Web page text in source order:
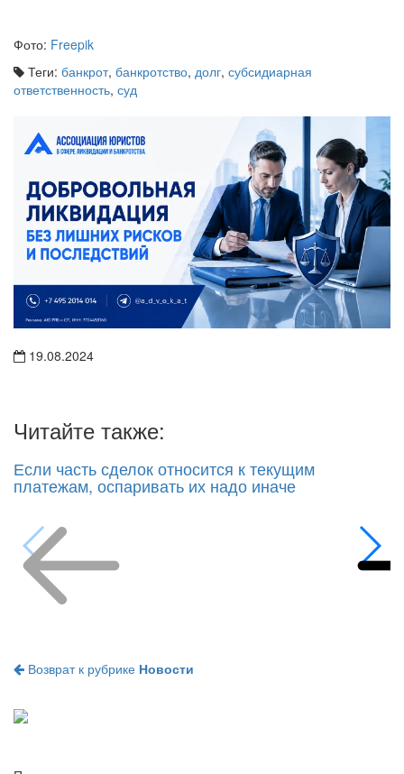
Фото: Freepik
Теги: банкрот, банкротство, долг, субсидиарная
ответственность, суд
19.08.2024
Читайте также:
Если часть сделок относится к текущим
платежам, оспаривать их надо иначе
Возврат к рубрике Новости